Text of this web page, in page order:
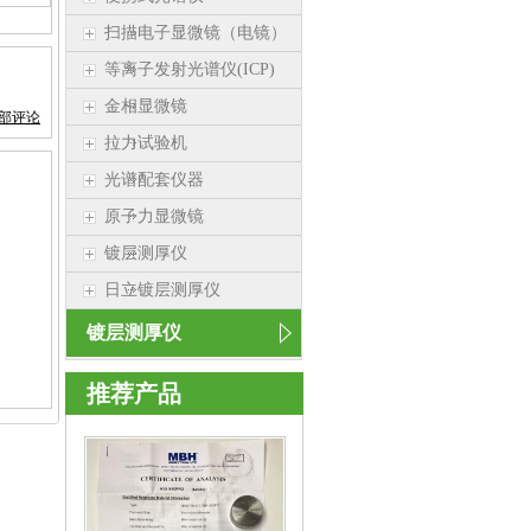
评论
扫描电子显微镜（电镜）
等离子发射光谱仪(ICP)
金相显微镜
拉力试验机
光谱配套仪器
原子力显微镜
镀层测厚仪
日立镀层测厚仪
镀层测厚仪
推荐产品